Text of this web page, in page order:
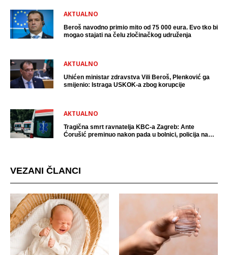
AKTUALNO
Beroš navodno primio mito od 75 000 eura. Evo tko bi
mogao stajati na čelu zločinačkog udruženja
AKTUALNO
Uhićen ministar zdravstva Vili Beroš, Plenković ga
smijenio: Istraga USKOK-a zbog korupcije
AKTUALNO
Tragična smrt ravnatelja KBC-a Zagreb: Ante
Ćorušić preminuo nakon pada u bolnici, policija na
VEZANI ČLANCI